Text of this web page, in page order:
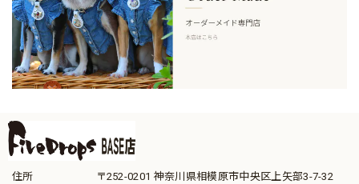
住所
〒252-0201 神奈川県相模原市中央区上矢部3-7-32